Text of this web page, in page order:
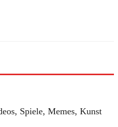
Spiele, Memes, Kunst